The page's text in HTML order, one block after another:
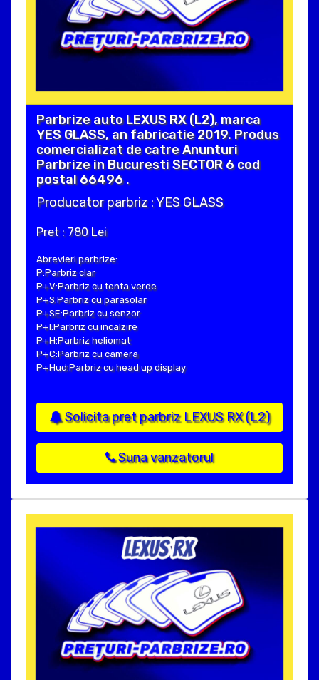
Parbrize auto LEXUS RX (L2), marca
YES GLASS, an fabricatie 2019. Produs
comercializat de catre Anunturi
Parbrize in Bucuresti SECTOR 6 cod
postal 66496 .
Producator parbriz : YES GLASS
Pret : 780 Lei
Abrevieri parbrize:
P:Parbriz clar
P+V:Parbriz cu tenta verde
P+S:Parbriz cu parasolar
P+SE:Parbriz cu senzor
P+I:Parbriz cu incalzire
P+H:Parbriz heliomat
P+C:Parbriz cu camera
P+Hud:Parbriz cu head up display
Solicita pret parbriz LEXUS RX (L2)
Suna vanzatorul